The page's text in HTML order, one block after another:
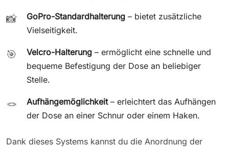
📸 GoPro-Standardhalterung – bietet zusätzliche
Vielseitigkeit.
🎯 Velcro-Halterung – ermöglicht eine schnelle und
bequeme Befestigung der Dose an beliebiger
Stelle.
🪢 Aufhängemöglichkeit– erleichtert das Aufhängen
der Dose an einer Schnur oder einem Haken.
Dank dieses Systems kannst du die Anordnung der